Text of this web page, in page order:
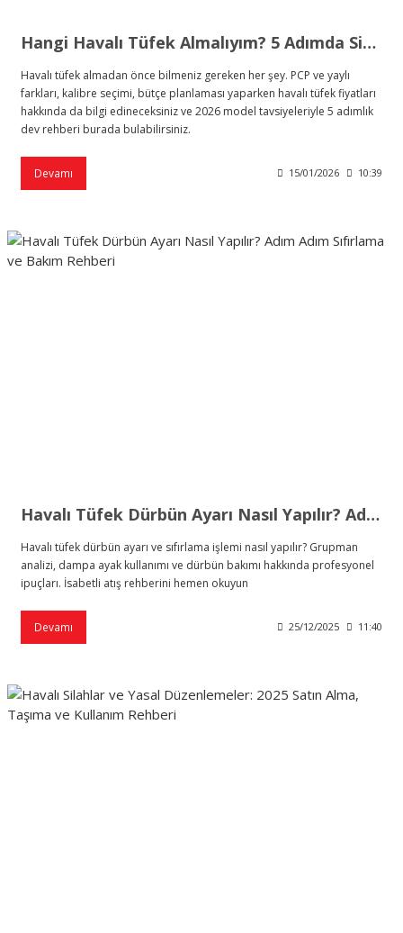
Hangi Havalı Tüfek Almalıyım? 5 Adımda Size En Uygun Modeli Bulma Rehberi
Havalı tüfek almadan önce bilmeniz gereken her şey. PCP ve yaylı
farkları, kalibre seçimi, bütçe planlaması yaparken havalı tüfek fiyatları
hakkında da bilgi edineceksiniz ve 2026 model tavsiyeleriyle 5 adımlık
dev rehberi burada bulabilirsiniz.
Devamı 15/01/2026 10:39
Havalı Tüfek Dürbün Ayarı Nasıl Yapılır? Adım Adım Sıfırlama ve Bakım Rehberi
Havalı tüfek dürbün ayarı ve sıfırlama işlemi nasıl yapılır? Grupman
analizi, dampa ayak kullanımı ve dürbün bakımı hakkında profesyonel
ipuçları. İsabetli atış rehberini hemen okuyun
Devamı 25/12/2025 11:40